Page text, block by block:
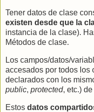
Tener datos de clase
existen desde que la
instancia de la clase).
Métodos de clase.
Los campos/datos/
accesados por todos los
declarados con los
public, protected, etc.)
Estos datos